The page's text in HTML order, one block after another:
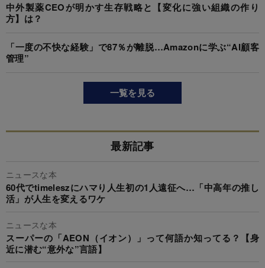
中外製薬CEOが明かす生存戦略と【変化に強い組織の作り
方】は？
「一度の不快な経験」で87％が離脱…Amazonに学ぶ“AI顧客
管理”
一覧を見る
最新記事
ニュースな本
60代でtimeleszにハマり人生初の1人遠征へ…「中高年の推し
活」が人生を変えるワケ
ニュースな本
スーパーの「AEON（イオン）」って何語か知ってる？【身
近に潜む“意外な”言語】